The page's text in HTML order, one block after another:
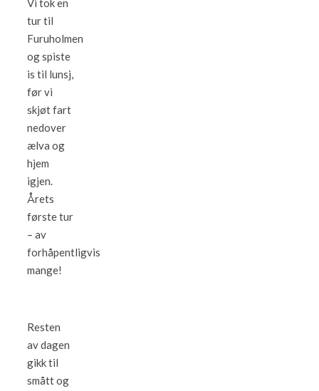
Vi tok en
tur til
Furuholmen
og spiste
is til lunsj,
før vi
skjøt fart
nedover
ælva og
hjem
igjen.
Årets
første tur
– av
forhåpentligvis
mange!
Resten
av dagen
gikk til
smått og